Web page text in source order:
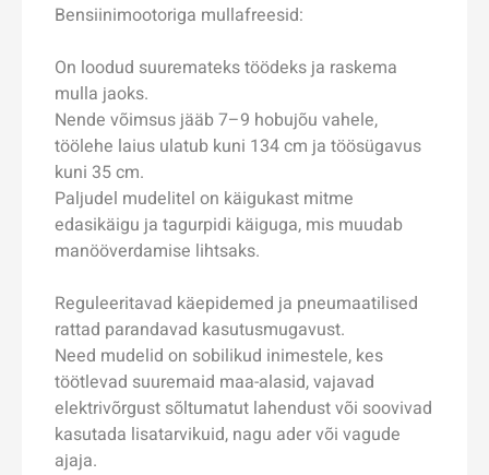
Bensiinimootoriga mullafreesid:
On loodud suuremateks töödeks ja raskema
mulla jaoks.
Nende võimsus jääb 7–9 hobujõu vahele,
töölehe laius ulatub kuni 134 cm ja töö­sügavus
kuni 35 cm.
Paljudel mudelitel on käigukast mitme
edasikäigu ja tagurpidi käiguga, mis muudab
manööverdamise lihtsaks.
Reguleeritavad käepidemed ja pneumaatilised
rattad parandavad kasutusmugavust.
Need mudelid on sobilikud inimestele, kes
töötlevad suuremaid maa-alasid, vajavad
elektrivõrgust sõltumatut lahendust või soovivad
kasutada lisatarvikuid, nagu ader või vagude
ajaja.